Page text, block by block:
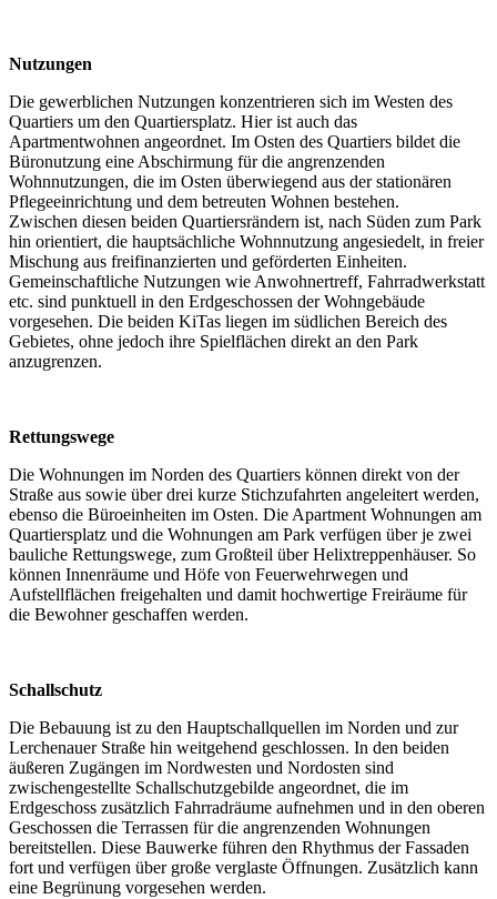
Nutzungen
Die gewerblichen Nutzungen konzentrieren sich im Westen des
Quartiers um den Quartiersplatz. Hier ist auch das
Apartmentwohnen angeordnet. Im Osten des Quartiers bildet die
Büronutzung eine Abschirmung für die angrenzenden
Wohnnutzungen, die im Osten überwiegend aus der stationären
Pflegeeinrichtung und dem betreuten Wohnen bestehen.
Zwischen diesen beiden Quartiersrändern ist, nach Süden zum Park
hin orientiert, die hauptsächliche Wohnnutzung angesiedelt, in freier
Mischung aus freifinanzierten und geförderten Einheiten.
Gemeinschaftliche Nutzungen wie Anwohnertreff, Fahrradwerkstatt
etc. sind punktuell in den Erdgeschossen der Wohngebäude
vorgesehen. Die beiden KiTas liegen im südlichen Bereich des
Gebietes, ohne jedoch ihre Spielflächen direkt an den Park
anzugrenzen.
Rettungswege
Die Wohnungen im Norden des Quartiers können direkt von der
Straße aus sowie über drei kurze Stichzufahrten angeleitert werden,
ebenso die Büroeinheiten im Osten. Die Apartment Wohnungen am
Quartiersplatz und die Wohnungen am Park verfügen über je zwei
bauliche Rettungswege, zum Großteil über Helixtreppenhäuser. So
können Innenräume und Höfe von Feuerwehrwegen und
Aufstellflächen freigehalten und damit hochwertige Freiräume für
die Bewohner geschaffen werden.
Schallschutz
Die Bebauung ist zu den Hauptschallquellen im Norden und zur
Lerchenauer Straße hin weitgehend geschlossen. In den beiden
äußeren Zugängen im Nordwesten und Nordosten sind
zwischengestellte Schallschutzgebilde angeordnet, die im
Erdgeschoss zusätzlich Fahrradräume aufnehmen und in den oberen
Geschossen die Terrassen für die angrenzenden Wohnungen
bereitstellen. Diese Bauwerke führen den Rhythmus der Fassaden
fort und verfügen über große verglaste Öffnungen. Zusätzlich kann
eine Begrünung vorgesehen werden.